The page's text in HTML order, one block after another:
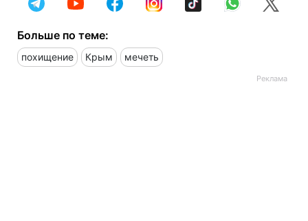
Больше по теме:
похищение Крым мечеть